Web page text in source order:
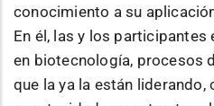
conocimiento a su
En él, las y los participantes
en biotecnología, procesos
que la ya la están